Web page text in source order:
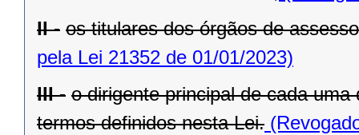
II - os titulares dos órgãos de
pela Lei 21352 de 01/01/2023)
III - o dirigente principal de cada
termos definidos nesta Lei.